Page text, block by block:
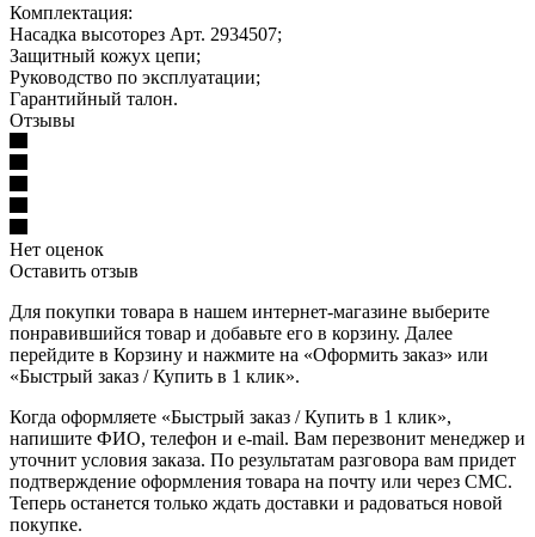
Комплектация:
Насадка высоторез Арт. 2934507;
Защитный кожух цепи;
Руководство по эксплуатации;
Гарантийный талон.
Отзывы
Нет оценок
Оставить отзыв
Для покупки товара в нашем интернет-магазине выберите
понравившийся товар и добавьте его в корзину. Далее
перейдите в Корзину и нажмите на «Оформить заказ» или
«Быстрый заказ / Купить в 1 клик».
Когда оформляете «Быстрый заказ / Купить в 1 клик»,
напишите ФИО, телефон и e-mail. Вам перезвонит менеджер и
уточнит условия заказа. По результатам разговора вам придет
подтверждение оформления товара на почту или через СМС.
Теперь останется только ждать доставки и радоваться новой
покупке.